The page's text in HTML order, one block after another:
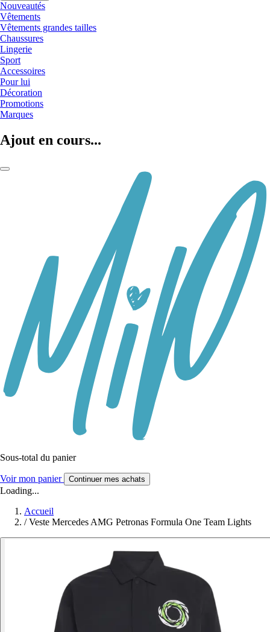
Nouveautés
Vêtements
Vêtements grandes tailles
Chaussures
Lingerie
Sport
Accessoires
Pour lui
Décoration
Promotions
Marques
Ajout en cours...
Sous-total du panier
Voir mon panier Continuer mes achats
Loading...
Accueil
/ Veste Mercedes AMG Petronas Formula One Team Lights